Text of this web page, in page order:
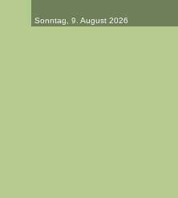
Sonntag, 9. August 2026